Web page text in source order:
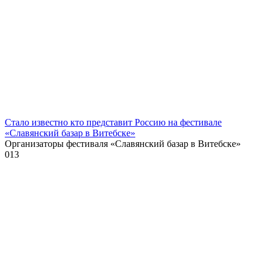
Стало известно кто представит Россию на фестивале
«Славянский базар в Витебске»
Организаторы фестиваля «Славянский базар в Витебске»
013